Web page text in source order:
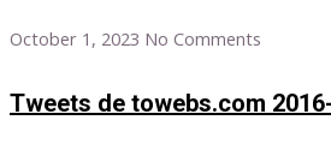
October 1, 2023 No Comments
Tweets de towebs.com